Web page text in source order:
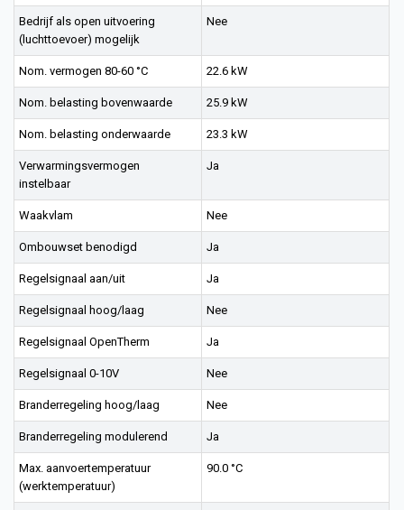
Bedrijf als open uitvoering
(luchttoevoer) mogelijk
Nee
Nom. vermogen 80-60 °C 22.6 kW
Nom. belasting bovenwaarde 25.9 kW
Nom. belasting onderwaarde 23.3 kW
Verwarmingsvermogen
instelbaar
Ja
Waakvlam Nee
Ombouwset benodigd Ja
Regelsignaal aan/uit Ja
Regelsignaal hoog/laag Nee
Regelsignaal OpenTherm Ja
Regelsignaal 0-10V Nee
Branderregeling hoog/laag Nee
Branderregeling modulerend Ja
Max. aanvoertemperatuur
(werktemperatuur)
90.0 °C